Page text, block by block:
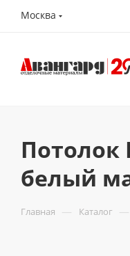
Москва
Потолок
белый
Главная — Каталог —